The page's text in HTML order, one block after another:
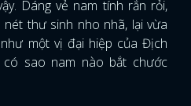
Dáng vẻ nam tính rắn rỏi,
thư sinh nho nhã, lại vừa
một vị đại hiệp của Địch
có sao nam nào bắt chước